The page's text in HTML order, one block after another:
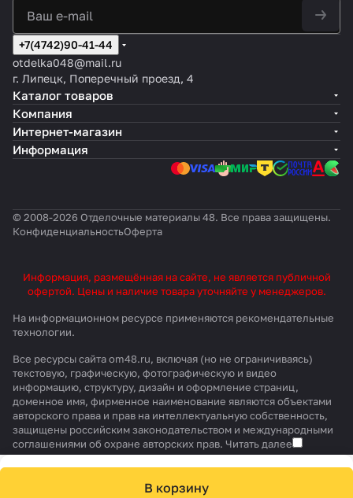
В корзину
+7(4742)90-41-44
otdelka048@mail.ru
г. Липецк, Поперечный проезд, 4
Каталог товаров
Компания
Интернет-магазин
Информация
© 2008-2026 Отделочные материалы 48. Все права защищены.
КонфиденциальностьОферта
Информация, размещённая на сайте, не является публичной
офертой. Цены и наличие товара уточняйте у менеджеров.
На информационном ресурсе применяются рекомендательные
технологии.
Все ресурсы сайта om48.ru, включая (но не ограничиваясь)
текстовую, графическую, фотографическую и видео
информацию, структуру, дизайн и оформление страниц,
доменное имя, фирменное наименование являются объектами
авторского права и прав на интеллектуальную собственность,
защищены российским законодательством и международными
соглашениями об охране авторских прав. Читать далее